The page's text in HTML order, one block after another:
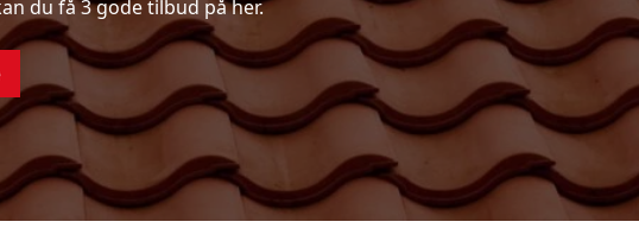
du få 3 gode tilbud på her.